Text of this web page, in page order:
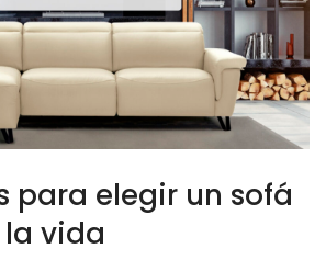
para elegir un sofá
vida